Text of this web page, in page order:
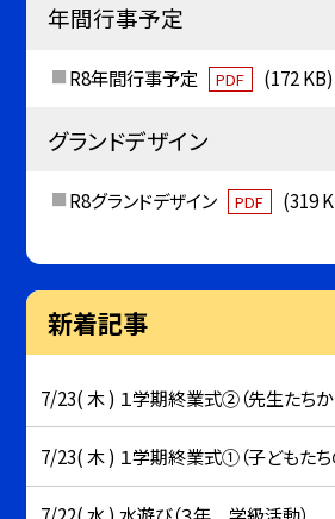
年間行事予定
R8年間行事予定 PDF (172 KB)
グランドデザイン
R8グランドデザイン PDF (319
新着記事
7/23( 木 ) １学期終業式②（先生たちか
7/23( 木 ) １学期終業式①（子どもたち